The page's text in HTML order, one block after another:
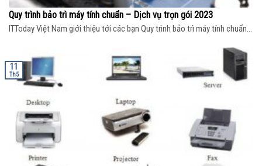
Quy trình bảo trì máy tính chuẩn – Dịch vụ trọn gói 2023
ITToday Việt Nam giới thiệu tới các bạn Quy trình bảo trì máy tính chuẩn...
11
Th5